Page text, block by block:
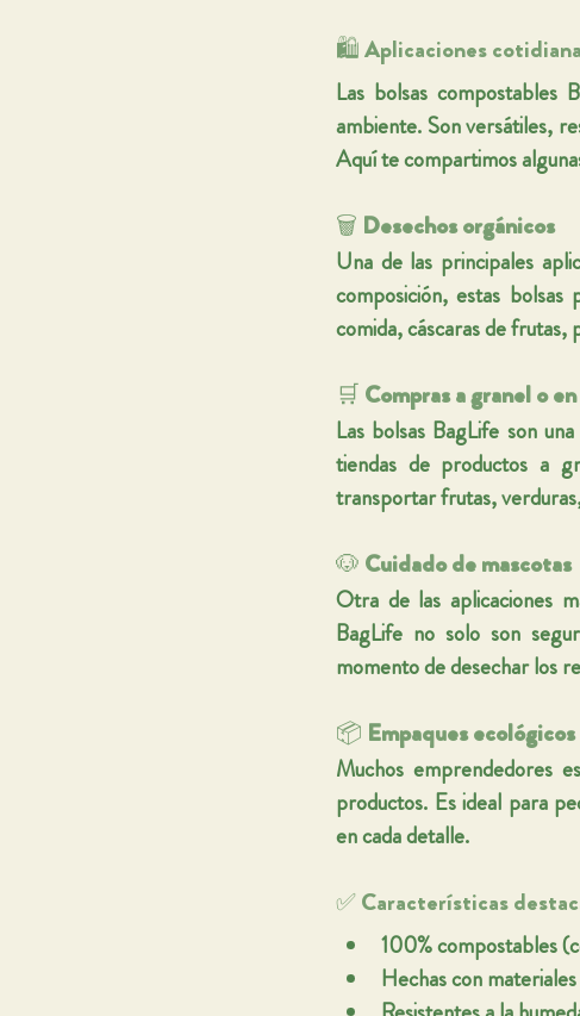
🛍️ Aplicaciones
Las bolsas compostables
ambiente. Son versátiles,
Aquí te compartimos
🗑️ Desechos orgánicos
Una de las principales
composición, estas
comida, cáscaras de frutas,
🛒 Compras a granel o
Las bolsas BagLife son
tiendas de productos a
transportar frutas,
🐶 Cuidado de mascotas
Otra de las aplicaciones
BagLife no solo son
momento de desechar los
📦 Empaques ecológicos
Muchos emprendedores
productos. Es ideal para
en cada detalle.
✅ Características
100% compostables
Hechas con